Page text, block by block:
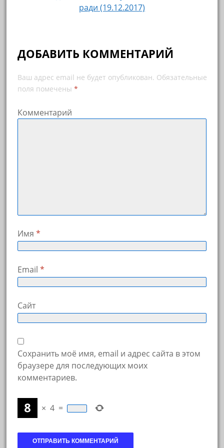
ради (19.12.2017)
ДОБАВИТЬ КОММЕНТАРИЙ
Ваш адрес email не будет опубликован. Обязательные
поля помечены *
Комментарий
Имя *
Email *
Сайт
Сохранить моё имя, email и адрес сайта в этом
браузере для последующих моих
комментариев.
× 4 =